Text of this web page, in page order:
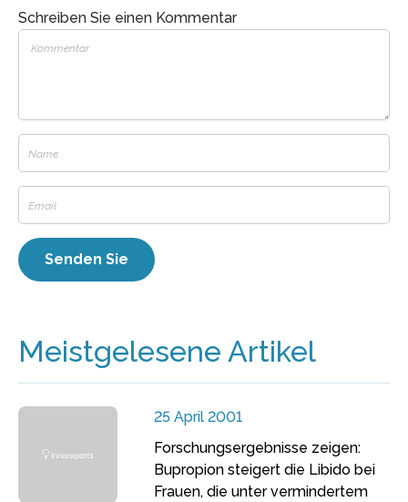
Schreiben Sie einen Kommentar
Meistgelesene Artikel
25 April 2001
Forschungsergebnisse zeigen:
Bupropion steigert die Libido bei
Frauen, die unter vermindertem